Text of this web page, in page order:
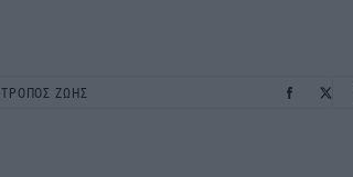
ΤΡΟΠΟΣ ΖΩΗΣ